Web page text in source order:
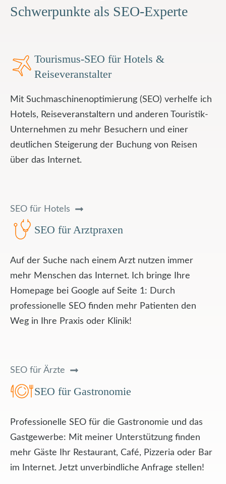
Schwerpunkte als SEO-Experte
Tourismus-SEO für Hotels &
Reiseveranstalter
Mit Suchmaschinenoptimierung (SEO) verhelfe ich
Hotels, Reiseveranstaltern und anderen Touristik-
Unternehmen zu mehr Besuchern und einer
deutlichen Steigerung der Buchung von Reisen
über das Internet.
SEO für Hotels
SEO für Arztpraxen
Auf der Suche nach einem Arzt nutzen immer
mehr Menschen das Internet. Ich bringe Ihre
Homepage bei Google auf Seite 1: Durch
professionelle SEO finden mehr Patienten den
Weg in Ihre Praxis oder Klinik!
SEO für Ärzte
SEO für Gastronomie
Professionelle SEO für die Gastronomie und das
Gastgewerbe: Mit meiner Unterstützung finden
mehr Gäste Ihr Restaurant, Café, Pizzeria oder Bar
im Internet. Jetzt unverbindliche Anfrage stellen!